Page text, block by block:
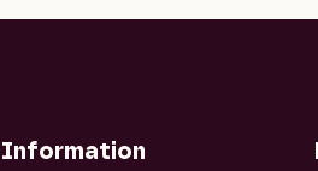
Information